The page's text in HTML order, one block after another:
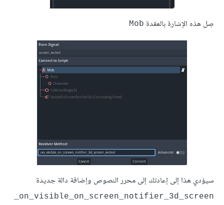
صِل هذه الإشارة بالعقدة Mob
سيؤدي هذا إلى إعادتك إلى محرر النصوص وإضافة دالة جديدة
‎_on_visible_on_screen_notifier_3d_screen